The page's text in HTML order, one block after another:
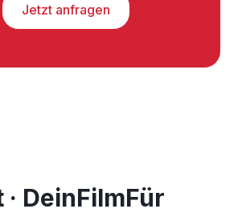
Jetzt anfragen
DeinFilmFür